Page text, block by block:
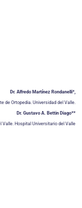
Dr. Alfredo Martínez Rondanelli*,
de Ortopedia. Universidad del Valle.
Dr. Gustavo A. Bettin Diago**
Valle. Hospital Universitario del Valle